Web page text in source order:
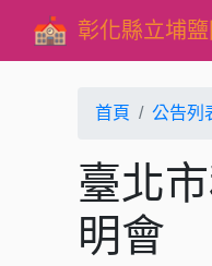
彰化縣立埔
首頁 公告列
臺北
明會